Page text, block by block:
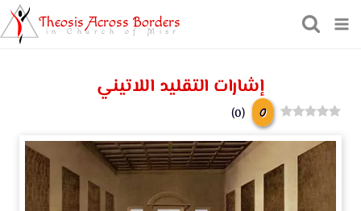
Theosis Across Borders
in Church of Misr
إشارات التقليد اللاتيني
0
(
0
)